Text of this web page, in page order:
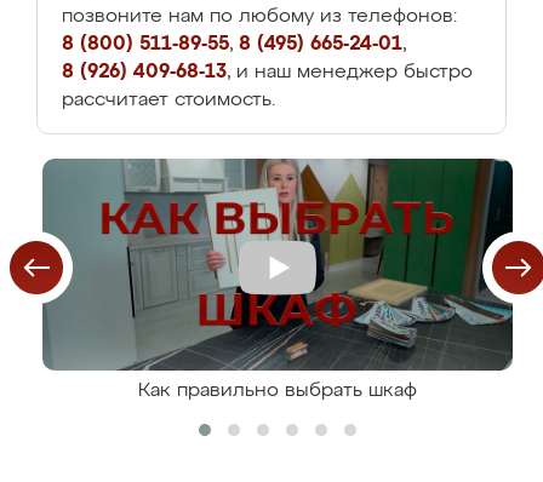
позвоните нам по любому из телефонов:
8 (800) 511-89-55, 8 (495) 665-24-01,
8 (926) 409-68-13, и наш менеджер быстро
рассчитает стоимость.
Как правильно выбрать шкаф